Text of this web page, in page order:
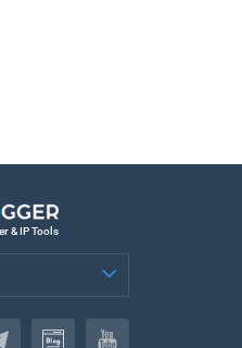
& IP Tools